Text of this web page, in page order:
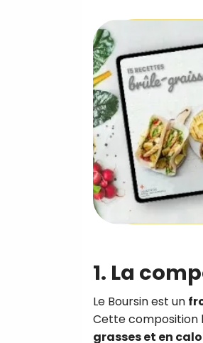
1. La
Le Boursin est un
Cette composition
grasses et en